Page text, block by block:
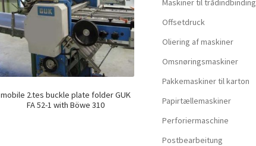
mobile 2.tes buckle plate folder GUK
FA 52-1 with Böwe 310
Maskiner til trådindbinding
Offsetdruck
Oliering af maskiner
Omsnøringsmaskiner
Pakkemaskiner til karton
Papirtællemaskiner
Perforiermaschine
Postbearbeitung